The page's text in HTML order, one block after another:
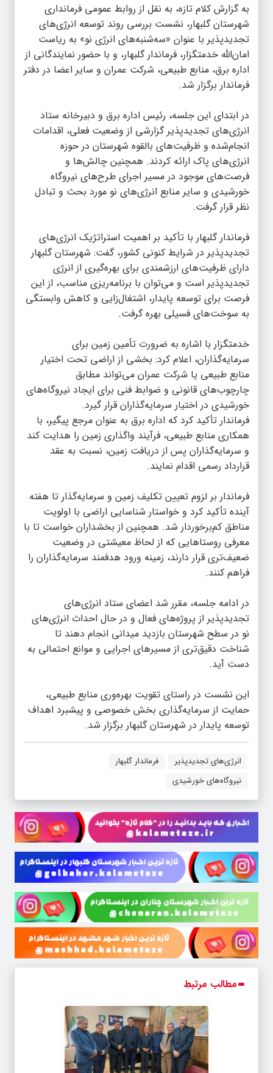
به گزارش کلام تازه، به نقل از روابط عمومی فرمانداری
شهرستان گلبهار، نشست بررسی روند توسعه انرژی‌های
تجدیدپذیر با عنوان «سه‌شنبه‌های انرژی نو» به ریاست
امان‌الله خدمتگزار، فرماندار گلبهار، و با حضور نمایندگانی از
اداره برق، منابع طبیعی، شرکت عمران و سایر اعضا در دفتر
فرماندار برگزار شد.
در ابتدای این جلسه، رئیس اداره برق و دبیرخانه ستاد
انرژی‌های تجدیدپذیر گزارشی از وضعیت فعلی، اقدامات
انجام‌شده و ظرفیت‌های بالقوه شهرستان در حوزه
انرژی‌های پاک ارائه کردند. همچنین چالش‌ها و
فرصت‌های موجود در مسیر اجرای طرح‌های نیروگاه
خورشیدی و سایر منابع انرژی‌های نو مورد بحث و تبادل
نظر قرار گرفت.
فرماندار گلبهار با تأکید بر اهمیت استراتژیک انرژی‌های
تجدیدپذیر در شرایط کنونی کشور، گفت: شهرستان گلبهار
دارای ظرفیت‌های ارزشمندی برای بهره‌گیری از انرژی
تجدیدپذیر است و می‌توان با برنامه‌ریزی مناسب، از این
فرصت برای توسعه پایدار، اشتغال‌زایی و کاهش وابستگی
به سوخت‌های فسیلی بهره گرفت.
خدمتگزار با اشاره به ضرورت تأمین زمین برای
سرمایه‌گذاران، اعلام کرد: بخشی از اراضی تحت اختیار
منابع طبیعی یا شرکت عمران می‌تواند مطابق
چارچوب‌های قانونی و ضوابط فنی برای ایجاد نیروگاه‌های
خورشیدی در اختیار سرمایه‌گذاران قرار گیرد.
فرماندار تأکید کرد که اداره برق به عنوان مرجع پیگیر، با
همکاری منابع طبیعی، فرآیند واگذاری زمین را هدایت کند
و سرمایه‌گذاران پس از دریافت زمین، نسبت به عقد
قرارداد رسمی اقدام نمایند.
فرماندار بر لزوم تعیین تکلیف زمین و سرمایه‌گذار تا هفته
آینده تأکید کرد و خواستار شناسایی اراضی با اولویت
مناطق کم‌برخوردار شد. همچنین از بخشداران خواست تا با
معرفی روستاهایی که از لحاظ معیشتی در وضعیت
ضعیف‌تری قرار دارند، زمینه ورود هدفمند سرمایه‌گذاران را
فراهم کنند.
در ادامه جلسه، مقرر شد اعضای ستاد انرژی‌های
تجدیدپذیر از پروژه‌های فعال و در حال احداث انرژی‌های
نو در سطح شهرستان بازدید میدانی انجام دهند تا
شناخت دقیق‌تری از مسیرهای اجرایی و موانع احتمالی به
دست آید.
این نشست در راستای تقویت بهره‌وری منابع طبیعی،
حمایت از سرمایه‌گذاری بخش خصوصی و پیشبرد اهداف
توسعه پایدار در شهرستان گلبهار برگزار شد.
انرژی‌های تجدیدپذیر
فرماندار گلبهار
نیروگاه‌های خورشیدی
مطالب مرتبط